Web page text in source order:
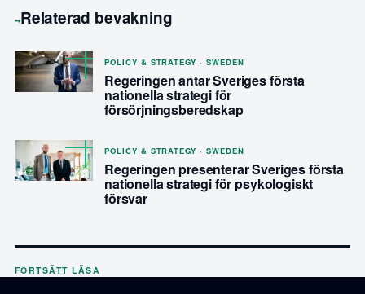
→Relaterad bevakning
POLICY & STRATEGY · SWEDEN
Regeringen antar Sveriges första
nationella strategi för
försörjningsberedskap
POLICY & STRATEGY · SWEDEN
Regeringen presenterar Sveriges första
nationella strategi för psykologiskt
försvar
FORTSÄTT LÄSA